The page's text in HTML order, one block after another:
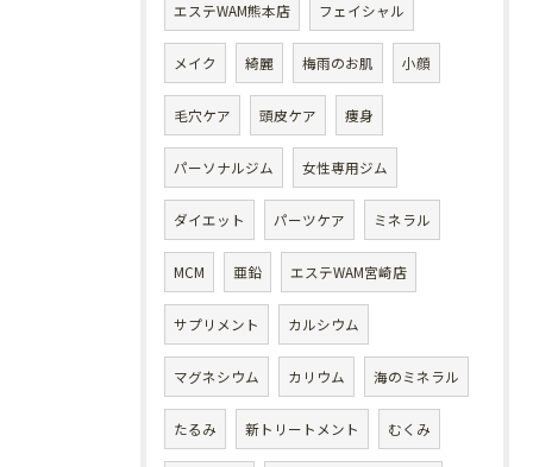
エステWAM熊本店 フェイシャル
メイク 綺麗 梅雨のお肌 小顔
毛穴ケア 頭皮ケア 痩身
パーソナルジム 女性専用ジム
ダイエット パーツケア ミネラル
MCM 亜鉛 エステWAM宮崎店
サプリメント カルシウム
マグネシウム カリウム 海のミネラル
たるみ 新トリートメント むくみ